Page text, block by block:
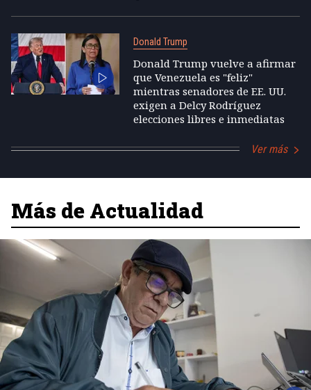
Donald Trump
Donald Trump vuelve a afirmar
que Venezuela es "feliz"
mientras senadores de EE. UU.
exigen a Delcy Rodríguez
elecciones libres e inmediatas
Ver más
Más de Actualidad